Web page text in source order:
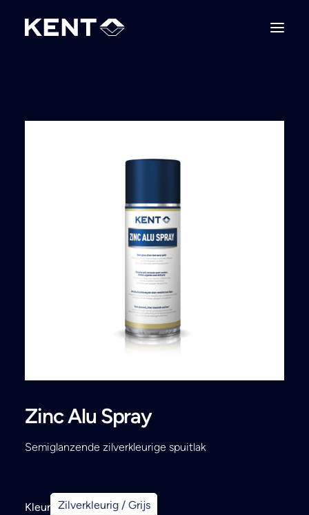
Zinc Alu Spray
Semiglanzende zilverkleurige spuitlak
Kleur Zilverkleurig / Grijs